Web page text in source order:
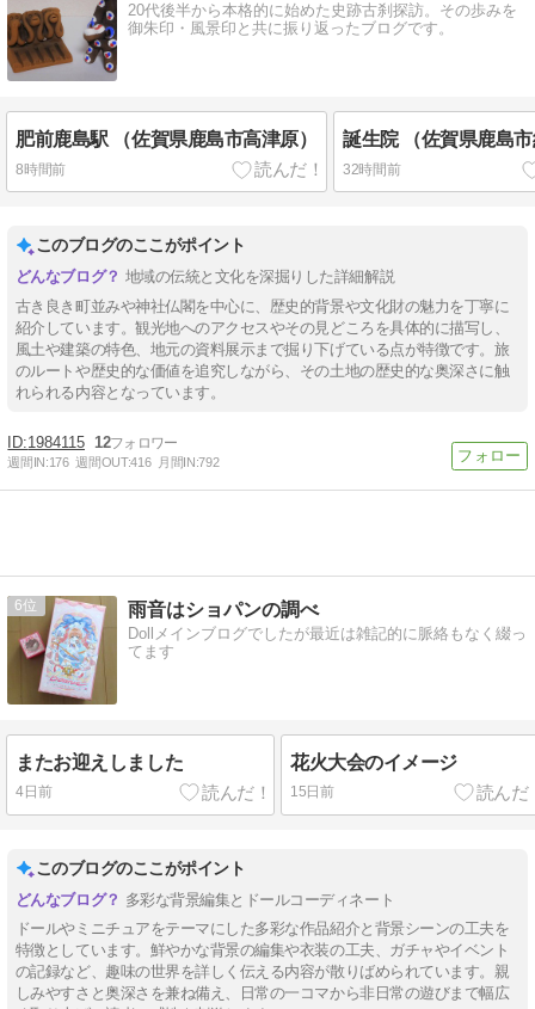
20代後半から本格的に始めた史跡古刹探訪。その歩みを
御朱印・風景印と共に振り返ったブログです。
肥前鹿島駅 （佐賀県鹿島市高津原）
8時間前
誕生院 （佐賀県鹿島
32時間前
このブログのここがポイント
地域の伝統と文化を深掘りした詳細解説
古き良き町並みや神社仏閣を中心に、歴史的背景や文化財の魅力を丁寧に
紹介しています。観光地へのアクセスやその見どころを具体的に描写し、
風土や建築の特色、地元の資料展示まで掘り下げている点が特徴です。旅
のルートや歴史的な価値を追究しながら、その土地の歴史的な奥深さに触
れられる内容となっています。
1984115 12
週間IN:176 週間OUT:416 月間IN:792
6 雨音はショパンの調べ
Dollメインブログでしたが最近は雑記的に脈絡もなく綴っ
てます
またお迎えしました
4日前
花火大会のイメージ
15日前
このブログのここがポイント
多彩な背景編集とドールコーディネート
ドールやミニチュアをテーマにした多彩な作品紹介と背景シーンの工夫を
特徴としています。鮮やかな背景の編集や衣装の工夫、ガチャやイベント
の記録など、趣味の世界を詳しく伝える内容が散りばめられています。親
しみやすさと奥深さを兼ね備え、日常の一コマから非日常の遊びまで幅広